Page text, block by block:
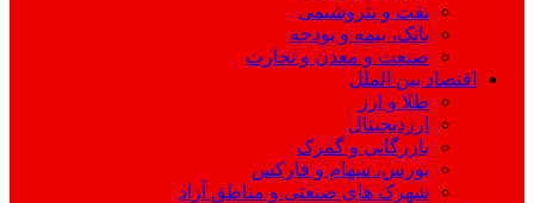
نفت و پتروشیمی
بانک، بیمه و بودجه
صنعت و معدن و تجارت
اقتصاد بین الملل
طلا و ارز
ارزدیجیتال
بازرگانی و گمرک
بورس، سهام و فارکس
شهرک های صنعتی و مناطق آزاد